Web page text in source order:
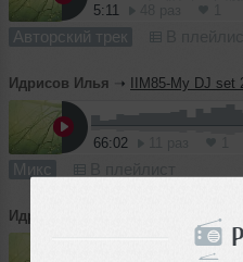
5:11
Авторский трек
Идрисов Илья ➝ IIM85-My DJ set
66:02
Микс
Идрисов Илья